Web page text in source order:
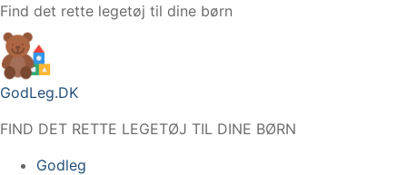
Spring
til
indhold
Find det rette legetøj til dine børn
GodLeg.DK
FIND DET RETTE LEGETØJ TIL DINE BØRN
Godleg